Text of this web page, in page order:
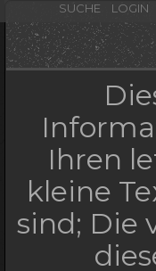
SUCHE LOGIN
Ihren
kleine
sind; Die